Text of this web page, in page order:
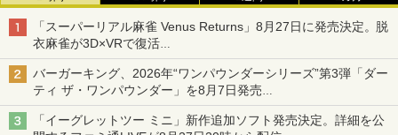
「スーパーリアル麻雀 Venus Returns」8月27日に発売決定。脱
衣麻雀が3D×VRで復活
発売から2週間は20%オフになるセールが実施
バーガーキング、2026年“ワンパウンダーシリーズ”第3弾「ダー
ティ ザ・ワンパウンダー」を8月7日発売
「特製ガーリックマヨソース」を使用した超大型チーズバーガー
「イーグレットツー ミニ」新作追加ソフト発売決定。詳細を公